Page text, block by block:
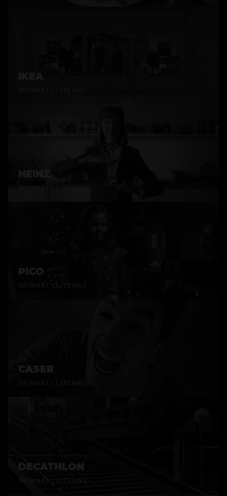
BERNAT LLITERAS
PICO
BERNAT LLITERAS
CASER
BERNAT LLITERAS
DECATHLON
BERNAT LLITERAS